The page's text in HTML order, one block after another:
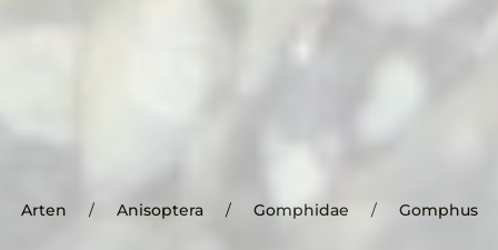
Arten Anisoptera Gomphidae Gomphus